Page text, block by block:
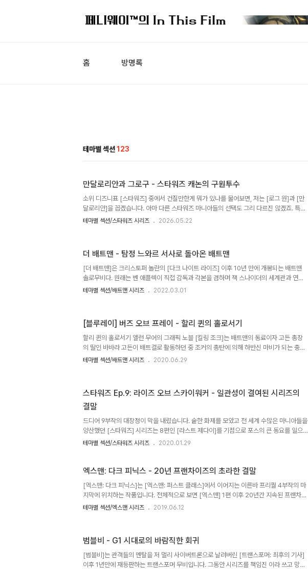
홈 방명록
테마별 섹션123
만달로리안과 그로구 - 스타워즈 캐논의 구원투수
소위 디즈니표 [스타워즈] 중에서 건질만한게 뭐가 있나를 물어보면, 저는 [로그 원]과 [만
달로리안]을 꼽겠습니다. 아마 다른 스타워즈 마니아들의 선택도 그리 다르진 않겠죠. 특히
나 [만달로리안]은 그간 스타워즈 세계관에서 악역 아닌 악역 포지션으로 머물던 장고-보
계관을 잘 녹여낸 작품으로서 라이트 세이버나 제다이가 아니더라도 충분히 매력적으로 스
타워즈 세계관을 잘 살려낸 작품이었지요. 특히나 시즌 2의 마지막에 그분이 등장한 건 그
자체만으로도..
테마별 섹션/스타워즈 시리즈 2026.05.22
더 배트맨 - 탐정 느와르 서사로 돌아온 배트맨
[더 배트맨]은 크리스토퍼 놀란의 [다크 나이트 라이즈] 이후 10년 만에 개봉되는 배트맨
솔로무비다. 원래는 벤 애플렉이 직접 감독과 각본을 겸하며 잭 스나이더의 세계관과 연계
되는 작품을 내 놓을 계획이었지만 몇 가지 난관에 부딪혀 좌초되면서 맷 리브스에게로 공
모습인 브루스 웨인일 때 조차도 그는 거의 말도 하지 않은 은둔자의 삶을 산다. 기존 [배트
맨] 영화들에서 보여준 모습보다 훨씬 더 다크하며 음울한 이미지의 캐릭터다. 주목할만한
점은..
테마별 섹션/배트맨 시리즈 2022.03.01
[블루레이] 버즈 오브 프레이 - 할리 퀸의 홀로서기
할리 퀸의 홀로서기 앨런 무어의 그래픽 노블 [킬링 조크]는 배트맨의 동료이자 고든 총장
의 딸인 바바라 고든이 배트걸로 활동하던 중 조커의 총탄에 의해 하반신 마비가 되는 충격
적 이벤트를 담고 있다. 이 사건의 여파로 바바라는 휠체어에 타는 장애를 갖게 되지만, 그
이'는 다분히 페미니즘 성향이 두드러지는 작품으로서 DC코믹스 중에서도 독특한 팀업 콘
텐츠로 평가 받는다. 본 작품의 실사화는 [스몰빌]의 성공에 착안해 제작된 TV 시리즈 [버
테마별 섹션/배트맨 시리즈 2020.06.29
스타워즈 Ep.9: 라이즈 오브 스카이워커 - 일관성이 결여된 시리즈의
결말
드디어 9부작의 대장정이 막을 내렸습니다. 숱한 화제를 모았고 전 세계 수많은 마니아들을
양산했던 [스타워즈] 시리즈는 8편인 [라스트 제다이]를 기점으로 포스의 큰 동요를 일으
키게 됩니다. 루크의 라이트 세이버 마냥 팬덤은 쪼개졌고, 설정은 파괴되었죠. 기존의 [스
영화로의 완성도는 [라스트 제다이]가 그리 못난이가 아니라는 생각을 밝힌 바 있습니다.
기용된 J.J 에이브람스는 [라스트 제다이]를 어떻게 생각했던 것일까요? 그의 속마음까지
알 길..
테마별 섹션/스타워즈 시리즈 2020.01.29
엑스맨: 다크 피닉스 - 20년 프랜차이즈의 초라한 결말
[엑스맨: 다크 피닉스]는 [엑스맨: 퍼스트 클래스]에서 이어지는 이른바 프리퀄 4부작의 마
지막에 위치하는 작품입니다. 전체적으로 보면 [엑스맨] 1편 이후 20년간 지속된 프랜차이
즈의 완결이지요. 폭스가 디즈니로 인수되었기 때문에 MCU 편입이 가시화된 상황에서 폭
사이먼 킨버그가 연출 전면에 나선 [엑스맨: 다크 피닉스]는 제작 당시에도 재촬영과 개봉
연기로 인해 끊임없는 구설에 올랐던 작품입니다. 대게 이런 경우 잘 된 영화는 손에 꼽을
정..
테마별 섹션/엑스맨 시리즈 2019.06.12
범블비 - G1 시대로의 바람직한 회귀
[범블비]는 관객들의 멘탈을 저 멀리 사이버트론으로 날려버린 [트랜스포머: 최후의 기사]
이후 1년만에 재등판하는 트랜스포머 무비입니다. 그동안 시리즈를 책임진 이라 쓰고 망친